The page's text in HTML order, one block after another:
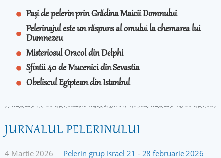
Pași de pelerin prin Grădina Maicii Domnului
Pelerinajul este un răspuns al omului la chemarea lui
Dumnezeu
Misteriosul Oracol din Delphi
Sfintii 40 de Mucenici din Sevastia
Obeliscul Egiptean din Istanbul
JURNALUL PELERINULUI
4 Martie 2026 Pelerin grup Israel 21 - 28 februarie 2026